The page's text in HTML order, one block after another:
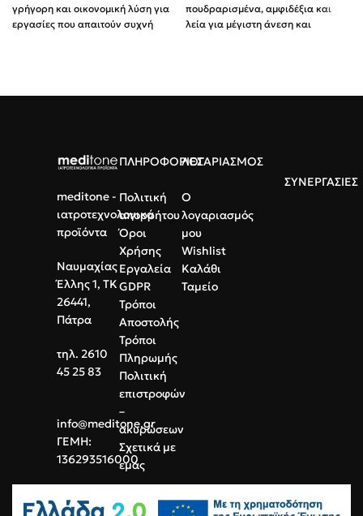
γρήγορη και οικονομική λύση για
εργασίες που απαιτούν συχνή
(PE) υψηλής ποιότητας
για αντιολισθητική δράση
Ποσότητα:Συσκευασία 100
τεμαχίων
πουδραρισμένα, αμφιδέξια και
λεία για μέγιστη άνεση και
ευρωπαϊκών προδιαγραφών.
meditone -
ιατροτεχνολογικά
προϊόντα
Ναυμαχίας
Έλλης 1, ΤΚ
26441,
Πάτρα
τηλ. 2610
45 25 83
info@meditone.gr
ΓΕΜΗ:
136293516000
ΠΛΗΡΟΦΟΡΙΕΣ
Πολιτική
απορρήτου
Όροι
Χρήσης
Εργαλεία
GDPR
Τρόποι
Αποστολής
Τρόποι
Πληρωμής
Πολιτική
επιστροφών
–
ακυρώσεων
Σχετικά με
εμάς
ΛΟΓΑΡΙΑΣΜΟΣ
Ο
λογαριασμός
μου
Wishlist
Καλάθι
Ταμείο
ΣΥΝΕΡΓΑΣΙΕΣ